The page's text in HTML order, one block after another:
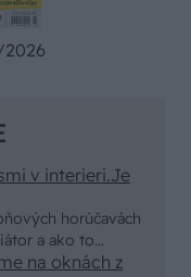
2026
horúčavách
a ako to
v interieri.Je
na oknách z